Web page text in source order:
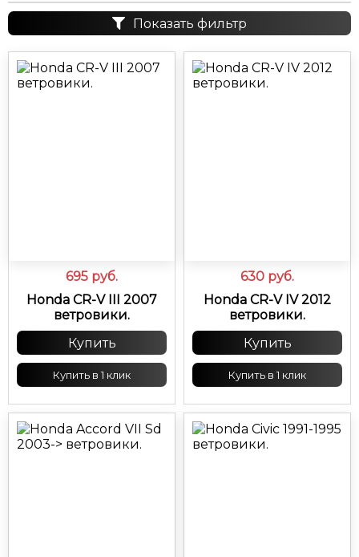
Показать фильтр
695 руб.
Honda CR-V III 2007
ветровики.
Купить
Купить в 1 клик
630 руб.
Honda CR-V IV 2012
ветровики.
Купить
Купить в 1 клик